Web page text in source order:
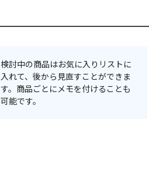
検討中の商品はお気に入りリストに
入れて、後から見直すことができま
す。商品ごとにメモを付けることも
可能です。